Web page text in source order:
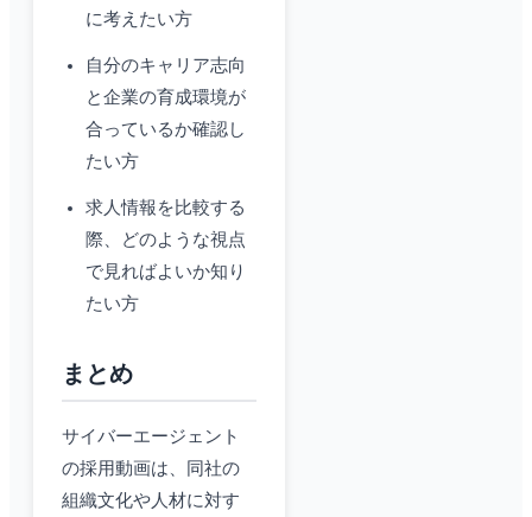
に考えたい方
自分のキャリア志向
と企業の育成環境が
合っているか確認し
たい方
求人情報を比較する
際、どのような視点
で見ればよいか知り
たい方
まとめ
サイバーエージェント
の採用動画は、同社の
組織文化や人材に対す